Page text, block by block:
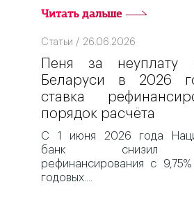
Читать дальше
Статьи / 26.06.2026
Пеня за неуплату
Беларуси в 2026
ставка
порядок расчёта
С 1 июня 2026 года
банк снизил
рефинансирования с
годовых.